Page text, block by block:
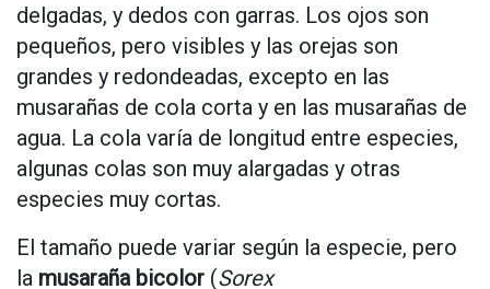
delgadas, y dedos con garras. Los ojos son
pequeños, pero visibles y las orejas son
grandes y redondeadas, excepto en las
musarañas de cola corta y en las musarañas de
agua. La cola varía de longitud entre especies,
algunas colas son muy alargadas y otras
especies muy cortas.
El tamaño puede variar según la especie, pero
la musaraña bicolor (Sorex